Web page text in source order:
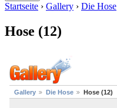
Startseite › Gallery › Die Hose
Hose (12)
Gallery Die Hose Hose (12)